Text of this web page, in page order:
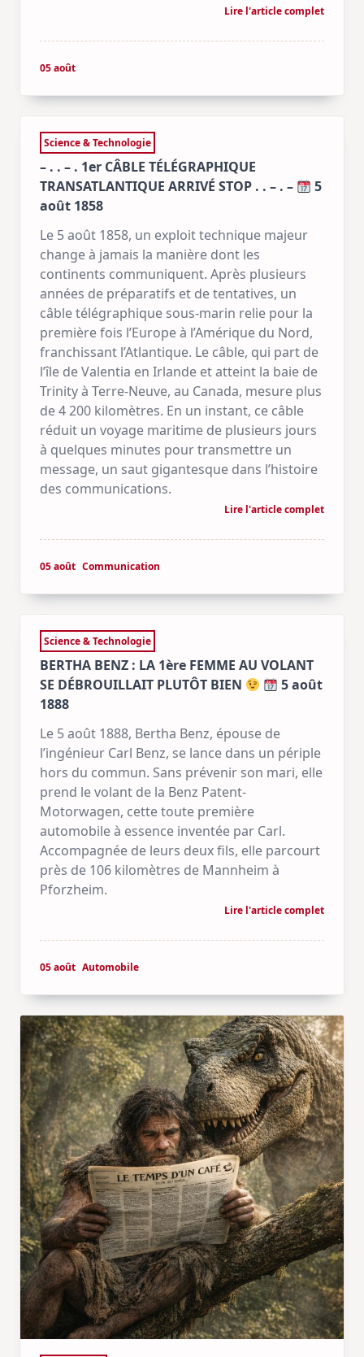
Lire l'article complet
05 août
Science & Technologie
– . . – . 1er CÂBLE TÉLÉGRAPHIQUE
TRANSATLANTIQUE ARRIVÉ STOP . . – . –
5
août 1858
Le 5 août 1858, un exploit technique majeur
change à jamais la manière dont les
continents communiquent. Après plusieurs
années de préparatifs et de tentatives, un
câble télégraphique sous-marin relie pour la
première fois l’Europe à l’Amérique du Nord,
franchissant l’Atlantique. Le câble, qui part de
l’île de Valentia en Irlande et atteint la baie de
Trinity à Terre-Neuve, au Canada, mesure plus
de 4 200 kilomètres. En un instant, ce câble
réduit un voyage maritime de plusieurs jours
à quelques minutes pour transmettre un
message, un saut gigantesque dans l’histoire
des communications.
Lire l'article complet
05 août Communication
Science & Technologie
BERTHA BENZ : LA 1ère FEMME AU VOLANT
SE DÉBROUILLAIT PLUTÔT BIEN
5 août
1888
Le 5 août 1888, Bertha Benz, épouse de
l’ingénieur Carl Benz, se lance dans un périple
hors du commun. Sans prévenir son mari, elle
prend le volant de la Benz Patent-
Motorwagen, cette toute première
automobile à essence inventée par Carl.
Accompagnée de leurs deux fils, elle parcourt
près de 106 kilomètres de Mannheim à
Pforzheim.
Lire l'article complet
05 août Automobile